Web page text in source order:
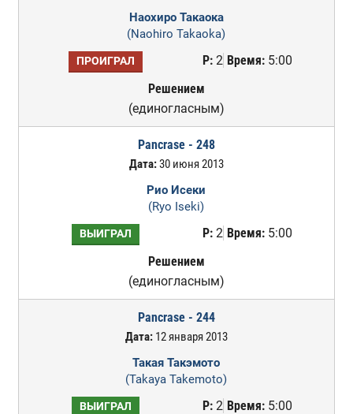
Наохиро Такаока
(Naohiro Takaoka)
ПРОИГРАЛ Р:2 Время:5:00
Решением
(единогласным)
Pancrase - 248
Дата:30 июня 2013
Рио Исеки
(Ryo Iseki)
ВЫИГРАЛ Р:2 Время:5:00
Решением
(единогласным)
Pancrase - 244
Дата:12 января 2013
Такая Такэмото
(Takaya Takemoto)
ВЫИГРАЛ Р:2 Время:5:00